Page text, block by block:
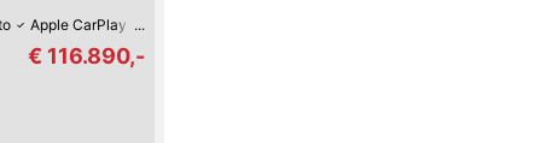
Apple CarPlay
€ 116.890,-